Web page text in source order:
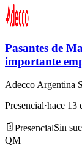
Pasantes de
importante
Adecco Argentina
Presencial·hace 13
PresencialSin
QM